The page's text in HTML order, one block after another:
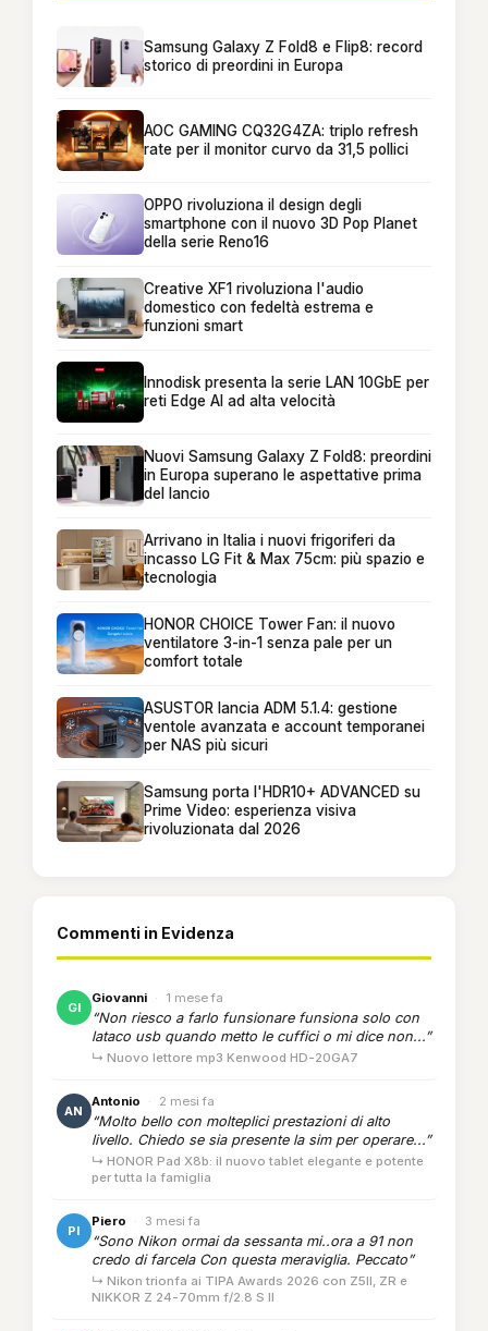
Samsung Galaxy Z Fold8 e Flip8: record
storico di preordini in Europa
AOC GAMING CQ32G4ZA: triplo refresh
rate per il monitor curvo da 31,5 pollici
OPPO rivoluziona il design degli
smartphone con il nuovo 3D Pop Planet
della serie Reno16
Creative XF1 rivoluziona l'audio
domestico con fedeltà estrema e
funzioni smart
Innodisk presenta la serie LAN 10GbE per
reti Edge AI ad alta velocità
Nuovi Samsung Galaxy Z Fold8: preordini
in Europa superano le aspettative prima
del lancio
Arrivano in Italia i nuovi frigoriferi da
incasso LG Fit & Max 75cm: più spazio e
tecnologia
HONOR CHOICE Tower Fan: il nuovo
ventilatore 3-in-1 senza pale per un
comfort totale
ASUSTOR lancia ADM 5.1.4: gestione
ventole avanzata e account temporanei
per NAS più sicuri
Samsung porta l'HDR10+ ADVANCED su
Prime Video: esperienza visiva
rivoluzionata dal 2026
Commenti in Evidenza
GI
Giovanni · 1 mese fa
“Non riesco a farlo funsionare funsiona solo con
lataco usb quando metto le cuffici o mi dice non...”
↳ Nuovo lettore mp3 Kenwood HD-20GA7
AN
Antonio · 2 mesi fa
“Molto bello con molteplici prestazioni di alto
livello. Chiedo se sia presente la sim per operare...”
↳ HONOR Pad X8b: il nuovo tablet elegante e potente
per tutta la famiglia
PI
Piero · 3 mesi fa
“Sono Nikon ormai da sessanta mi..ora a 91 non
credo di farcela Con questa meraviglia. Peccato”
↳ Nikon trionfa ai TIPA Awards 2026 con Z5II, ZR e
NIKKOR Z 24-70mm f/2.8 S II